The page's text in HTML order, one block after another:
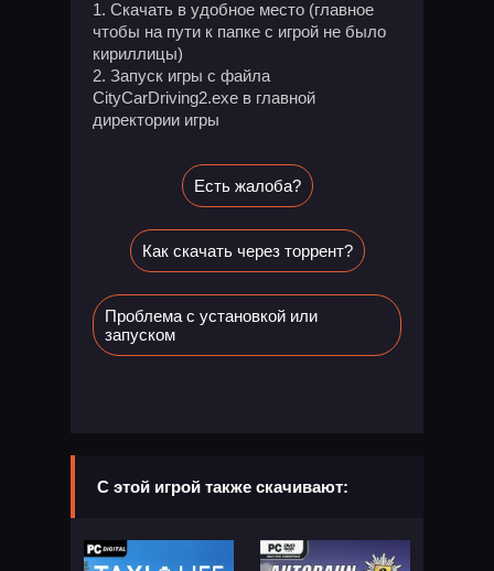
1. Скачать в удобное место (главное
чтобы на пути к папке с игрой не было
кириллицы)
2. Запуск игры с файла
CityCarDriving2.exe в главной
директории игры
Есть жалоба?
Как скачать через торрент?
Проблема с установкой или
запуском
С этой игрой также скачивают: